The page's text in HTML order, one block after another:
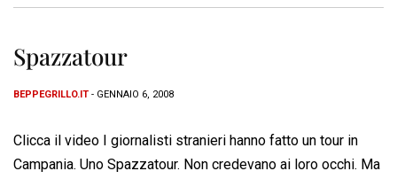
Spazzatour
BEPPEGRILLO.IT - GENNAIO 6, 2008
Clicca il video I giornalisti stranieri hanno fatto un tour in
Campania. Uno Spazzatour. Non credevano ai loro occhi. Ma